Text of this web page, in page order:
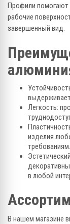
Профили помогают
рабочие
завершенный вид.
выдерживает
Легкость:
изделия
требованиям.
в любой
В нашем магазине